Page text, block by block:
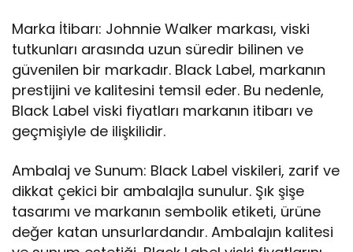
Marka İtibarı: Johnnie Walker markası, viski
tutkunları arasında uzun süredir bilinen ve
güvenilen bir markadır. Black Label, markanın
prestijini ve kalitesini temsil eder. Bu nedenle,
Black Label viski fiyatları markanın itibarı ve
geçmişiyle de ilişkilidir.
Ambalaj ve Sunum: Black Label viskileri, zarif ve
dikkat çekici bir ambalajla sunulur. Şık şişe
tasarımı ve markanın sembolik etiketi, ürüne
değer katan unsurlardandır. Ambalajın kalitesi